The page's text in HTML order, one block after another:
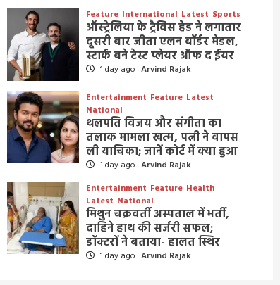
Feature International Latest Sports
ऑस्ट्रेलिया के ट्रैविस हेड ने लगातार
दूसरी बार जीता एलन बॉर्डर मेडल,
स्टार्क बने टेस्ट प्लेयर ऑफ द ईयर
1 day ago Arvind Rajak
Entertainment Feature Latest
National
थलपति विजय और संगीता का
तलाक मामला खत्म, पत्नी ने वापस
ली याचिका; जानें कोर्ट में क्या हुआ
1 day ago Arvind Rajak
Entertainment Feature Health
Latest National
मिथुन चक्रवर्ती अस्पताल में भर्ती,
दाहिने हाथ की सर्जरी सफल;
डॉक्टरों ने बताया- हालत स्थिर
1 day ago Arvind Rajak